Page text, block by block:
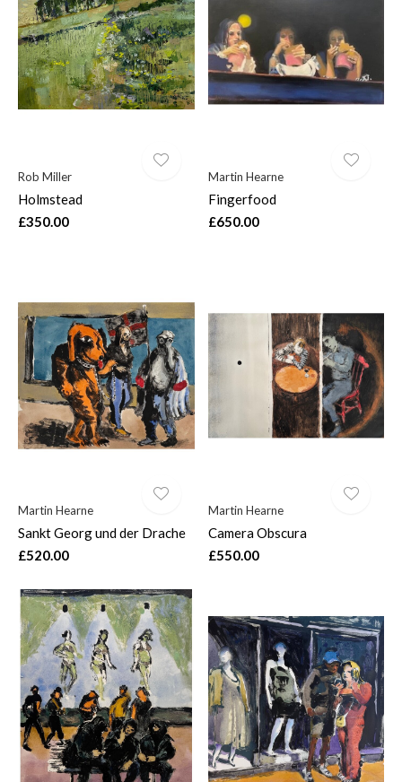
Rob Miller
Holmstead
£350.00
Martin Hearne
Fingerfood
£650.00
Martin Hearne
Sankt Georg und der Drache
£520.00
Martin Hearne
Camera Obscura
£550.00